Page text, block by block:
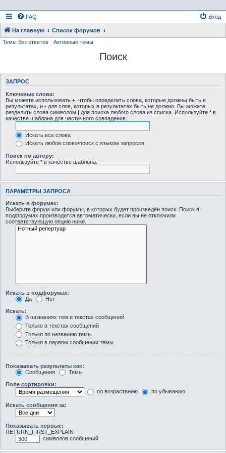
FAQ Вход
На главную
Список форумов
Темы без ответов
Активные темы
Поиск
ЗАПРОС
Ключевые слова:
Вы можете использовать + , чтобы определить слова, которые должны быть в
результатах, и - для слов, которых в результатах быть не должно. Вы можете
разделить слова символом | для поиска любого слова из списка. Используйте * в
качестве шаблона для частичного совпадения.
Искать все слова
Искать любое слово/поиск с языком запросов
Поиск по автору:
Используйте * в качестве шаблона.
ПАРАМЕТРЫ ЗАПРОСА
Искать в форумах:
Выберите форум или форумы, в которых будет произведён поиск. Поиск в
подфорумах производится автоматически, если вы не отключили
соответствующую опцию ниже.
Искать в подфорумах:
Да
Нет
Искать:
В названиях тем и текстах сообщений
Только в текстах сообщений
Только по названию темы
Только в первом сообщении темы
Показывать результаты как:
Сообщения
Темы
Поле сортировки:
по возрастанию
по убыванию
Искать сообщения за:
Показывать первые:
RETURN_FIRST_EXPLAIN
символов сообщений